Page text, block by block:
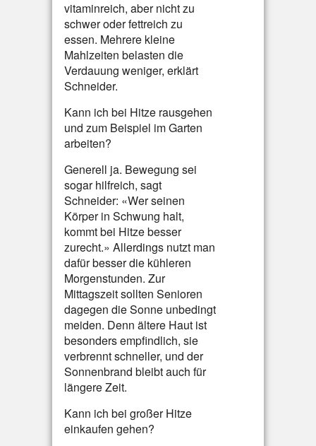
vitaminreich, aber nicht zu
schwer oder fettreich zu
essen. Mehrere kleine
Mahlzeiten belasten die
Verdauung weniger, erklärt
Schneider.
Kann ich bei Hitze rausgehen
und zum Beispiel im Garten
arbeiten?
Generell ja. Bewegung sei
sogar hilfreich, sagt
Schneider: «Wer seinen
Körper in Schwung halt,
kommt bei Hitze besser
zurecht.» Allerdings nutzt man
dafür besser die kühleren
Morgenstunden. Zur
Mittagszeit sollten Senioren
dagegen die Sonne unbedingt
meiden. Denn ältere Haut ist
besonders empfindlich, sie
verbrennt schneller, und der
Sonnenbrand bleibt auch für
längere Zeit.
Kann ich bei großer Hitze
einkaufen gehen?